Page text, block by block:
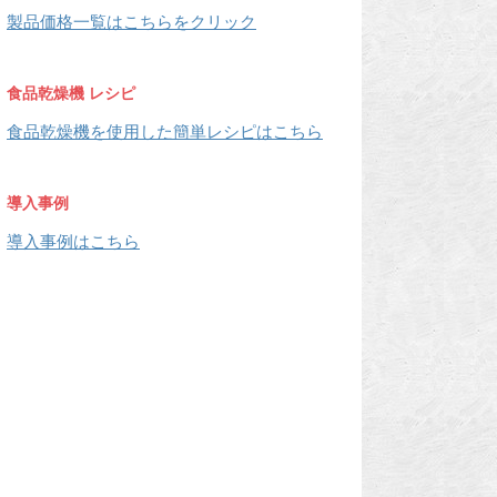
製品価格一覧はこちらをクリック
食品乾燥機 レシピ
食品乾燥機を使用した簡単レシピはこちら
導入事例
導入事例はこちら